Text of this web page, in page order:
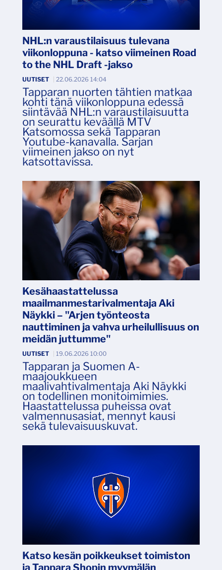
NHL:n varaustilaisuus tulevana
viikonloppuna - katso viimeinen Road
to the NHL Draft -jakso
UUTISET 22.06.2026 14:04
Tapparan nuorten tähtien matkaa
kohti tänä viikonloppuna edessä
siintävää NHL:n varaustilaisuutta
on seurattu keväällä MTV
Katsomossa sekä Tapparan
Youtube-kanavalla. Sarjan
viimeinen jakso on nyt
katsottavissa.
Kesähaastattelussa
maailmanmestarivalmentaja Aki
Näykki – "Arjen työnteosta
nauttiminen ja vahva urheilullisuus on
meidän juttumme"
UUTISET 19.06.2026 10:00
Tapparan ja Suomen A-
maajoukkueen
maalivahtivalmentaja Aki Näykki
on todellinen monitoimimies.
Haastattelussa puheissa ovat
valmennusasiat, mennyt kausi
sekä tulevaisuuskuvat.
Katso kesän poikkeukset toimiston